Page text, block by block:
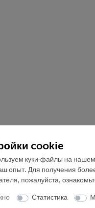
квадратов
поглощения
cookie
куки-файлы на нашем
опыт. Для получения
пожалуйста,
Статистика